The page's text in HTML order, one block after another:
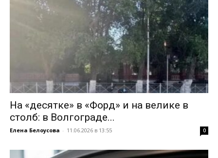
На «десятке» в «Форд» и на велике в
столб: в Волгограде...
Елена Белоусова - 11.06.2026 в 13:55 0